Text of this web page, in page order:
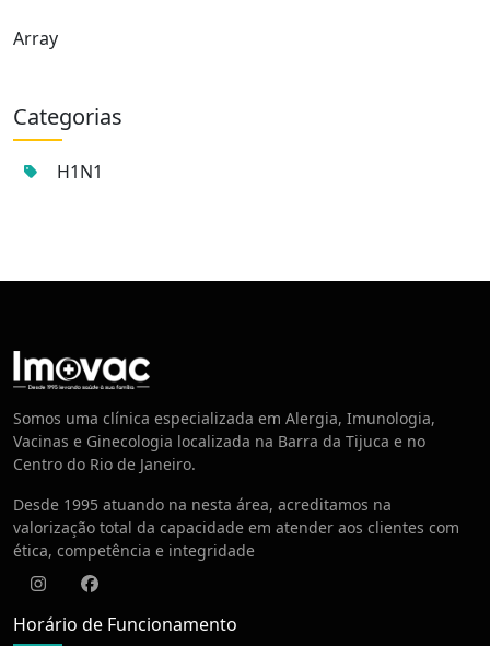
Array
Categorias
H1N1
Centro de Vacinação
Somos uma clínica especializada em Alergia, Imunologia,
Vacinas e Ginecologia localizada na Barra da Tijuca e no
Centro do Rio de Janeiro.
Desde 1995 atuando na nesta área, acreditamos na
valorização total da capacidade em atender aos clientes com
ética, competência e integridade
InstagramFacebook
Horário de Funcionamento